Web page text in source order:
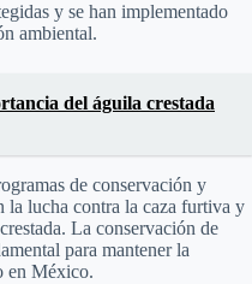
y se han implementado
ambiental.
del águila crestada
de conservación y
la lucha contra la caza furtiva y
La conservación de
para mantener la
en México.